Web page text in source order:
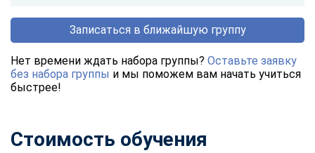
Записаться в ближайшую группу
Нет времени ждать набора группы? Оставьте заявку
без набора группы и мы поможем вам начать учиться
быстрее!
Стоимость обучения